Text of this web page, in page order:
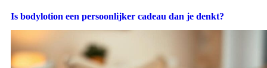
Is bodylotion een persoonlijker cadeau dan je denkt?